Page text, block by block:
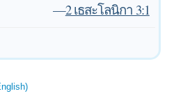
—2 เธสะโลนิกา 3:1